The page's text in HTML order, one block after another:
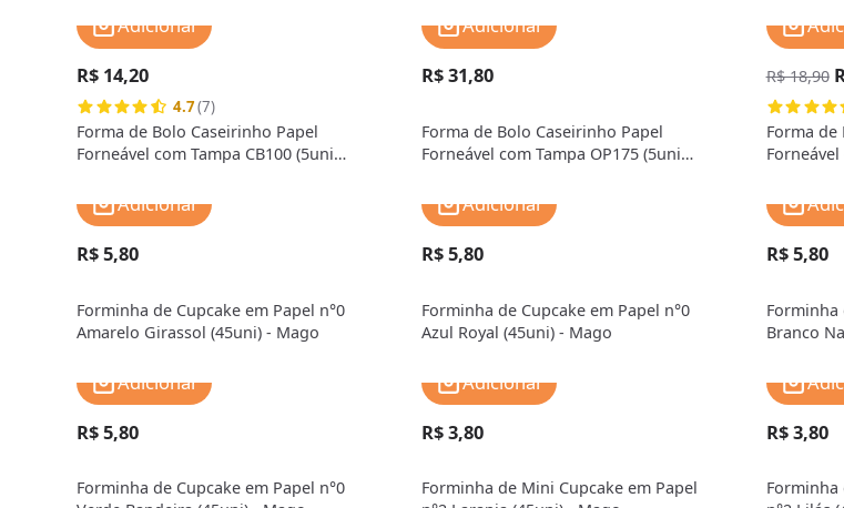
R$ 14,20
4.7(7)
Forma de Bolo Caseirinho Papel
Forneável com Tampa CB100 (5uni
Adicionar
R$ 31,80
Forma de Bolo Caseirinho Papel
Forneável com Tampa OP175 (5uni
Adicionar
R$ 18,90
Forma de
R$ 5,80
Forminha de Cupcake em Papel n°0
Amarelo Girassol (45uni) - Mago
Adicionar
R$ 5,80
Forminha de Cupcake em Papel n°0
Azul Royal (45uni) - Mago
Adicionar
R$ 5,80
Forminha
Branco
R$ 5,80
Forminha de Cupcake em Papel n°0
Adicionar
R$ 3,80
Forminha de Mini Cupcake em Papel
Adicionar
R$ 3,80
Forminha